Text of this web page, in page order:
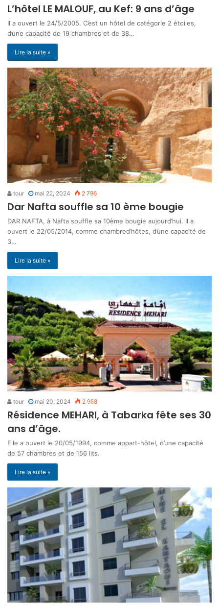
L’hôtel LE MALOUF, au Kef: 9 ans d’âge
Il a ouvert le 24/5/2005. C’est un hôtel de catégorie 2 étoiles,
d’une capacité de 19 chambres et de 38…
Lire la suite »
tour mai 22, 2024 2 796
Dar Nafta souffle sa 10 ème bougie
DAR NAFTA, à Nafta souffle sa 10ème bougie aujourd’hui. Il a
ouvert le 22/05/2014, comme chambred’hôtes, d’une capacité de
3…
Lire la suite »
tour mai 20, 2024 2 958
Résidence MEHARI, à Tabarka fête ses 30
ans d’âge.
Elle a ouvert le 20/05/1994, comme appart-hôtel, d’une capacité
de 57 chambres et de 156 lits.
Lire la suite »